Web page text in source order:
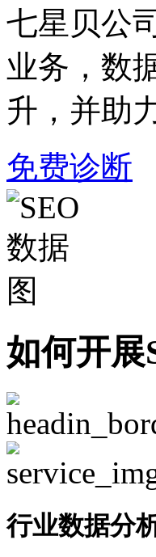
七星贝公
业务，数
升，并助
免费诊断
如何开展
行业数据分